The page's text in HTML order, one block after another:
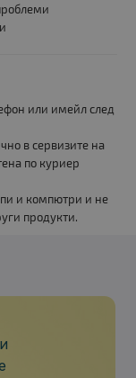
или имейл след
в сервизите на
по куриер
и компютри и не
продукти.